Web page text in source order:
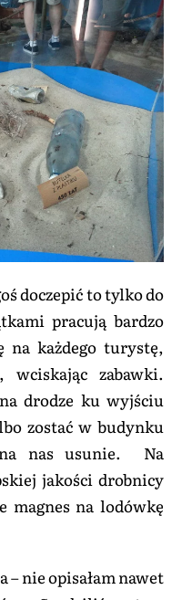
doczepić to tylko do
pracują bardzo
na każdego turystę,
zabawki.
drodze ku wyjściu
zostać w budynku
nas usunie. Na
jakości drobnicy
magnes na lodówkę
– nie opisałam nawet